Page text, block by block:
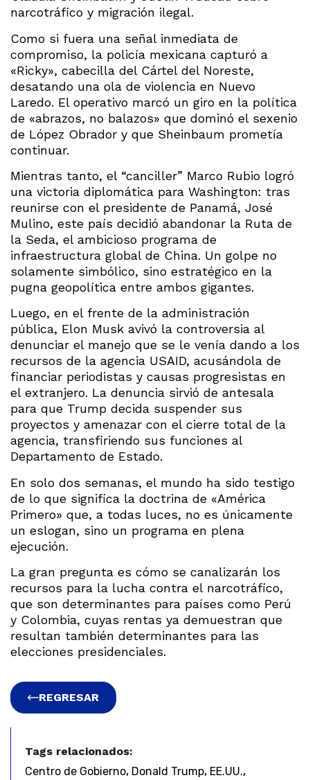
narcotráfico y migración ilegal.
Como si fuera una señal inmediata de
compromiso, la policía mexicana capturó a
«Ricky», cabecilla del Cártel del Noreste,
desatando una ola de violencia en Nuevo
Laredo. El operativo marcó un giro en la política
de «abrazos, no balazos» que dominó el sexenio
de López Obrador y que Sheinbaum prometía
continuar.
Mientras tanto, el “canciller” Marco Rubio logró
una victoria diplomática para Washington: tras
reunirse con el presidente de Panamá, José
Mulino, este país decidió abandonar la Ruta de
la Seda, el ambicioso programa de
infraestructura global de China. Un golpe no
solamente simbólico, sino estratégico en la
pugna geopolítica entre ambos gigantes.
Luego, en el frente de la administración
pública, Elon Musk avivó la controversia al
denunciar el manejo que se le venía dando a los
recursos de la agencia USAID, acusándola de
financiar periodistas y causas progresistas en
el extranjero. La denuncia sirvió de antesala
para que Trump decida suspender sus
proyectos y amenazar con el cierre total de la
agencia, transfiriendo sus funciones al
Departamento de Estado.
En solo dos semanas, el mundo ha sido testigo
de lo que significa la doctrina de «América
Primero» que, a todas luces, no es únicamente
un eslogan, sino un programa en plena
ejecución.
La gran pregunta es cómo se canalizarán los
recursos para la lucha contra el narcotráfico,
que son determinantes para países como Perú
y Colombia, cuyas rentas ya demuestran que
resultan también determinantes para las
elecciones presidenciales.
REGRESAR
Tags relacionados:
Centro de Gobierno, Donald Trump, EE.UU.,